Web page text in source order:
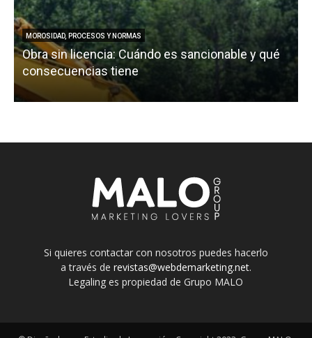
MOROSIDAD, PROCESOS Y NORMAS
Obra sin licencia: Cuándo es sancionable y qué
consecuencias tiene
Si quieres contactar con nosotros puedes hacerlo
a través de revistas@webdemarketing.net.
Legaling es propiedad de Grupo MALO